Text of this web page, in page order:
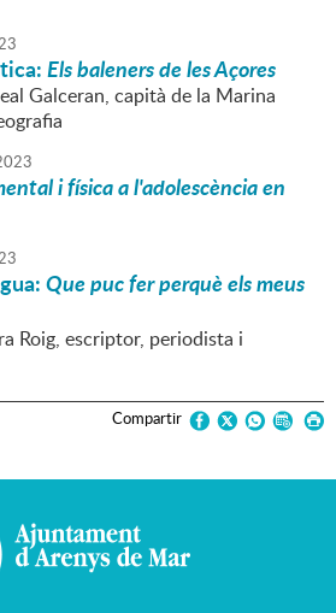
Els baleners de les Açores
Galceran, capità de la Marina
i física a l'adolescència en
Que puc fer perquè els meus
Roig, escriptor, periodista i
Compartir